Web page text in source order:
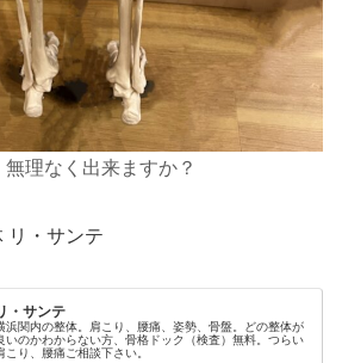
理なく出来ますか？
リ・サンテ
・サンテ
浜関内の整体。肩こり、腰痛、姿勢、骨盤。どの整体が
いのかわからない方、骨格ドック（検査）無料。つらい
こり、腰痛ご相談下さい。